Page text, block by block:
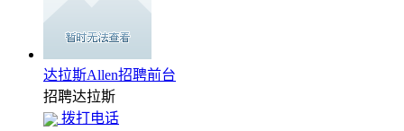
达拉斯Allen招聘前台
招聘达拉斯
拨打电话